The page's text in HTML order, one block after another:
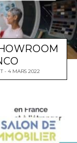
4 MARS 2022